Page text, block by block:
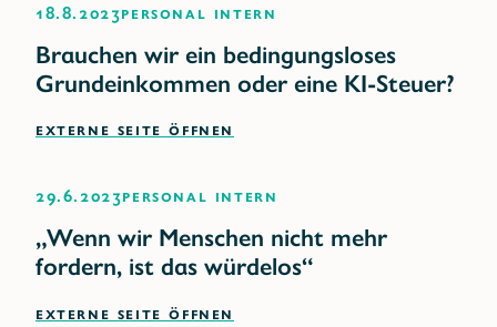
18.8.2023Personal intern
Brauchen wir ein bedingungsloses
Grundeinkommen oder eine KI-Steuer?
EXTERNE SEITE ÖFFNEN
29.6.2023Personal intern
„Wenn wir Menschen nicht mehr
fordern, ist das würdelos“
EXTERNE SEITE ÖFFNEN